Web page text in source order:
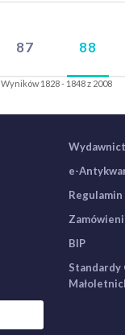
87 88
Wyników 1828 - 1848 z 2008
e-
BIP
Standardy